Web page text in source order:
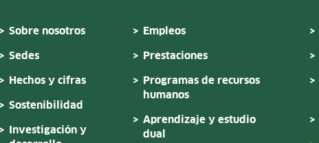
Sobre nosotros
Sedes
Hechos y cifras
Sostenibilidad
Investigación y
Empleos
Prestaciones
Programas de recursos
humanos
Aprendizaje y estudio
dual